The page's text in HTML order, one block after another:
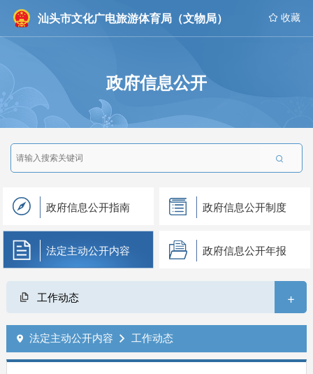
汕头市文化广电旅游体育局（文物局）  收藏
政府信息公开

政府信息公开指南 政府信息公开制度
法定主动公开内容 政府信息公开年报
工作动态 +
 法定主动公开内容  工作动态